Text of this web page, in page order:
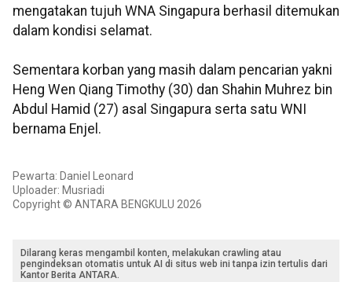
mengatakan tujuh WNA Singapura berhasil ditemukan
dalam kondisi selamat.
Sementara korban yang masih dalam pencarian yakni
Heng Wen Qiang Timothy (30) dan Shahin Muhrez bin
Abdul Hamid (27) asal Singapura serta satu WNI
bernama Enjel.
Pewarta: Daniel Leonard
Uploader: Musriadi
Copyright © ANTARA BENGKULU 2026
Dilarang keras mengambil konten, melakukan crawling atau
pengindeksan otomatis untuk AI di situs web ini tanpa izin tertulis dari
Kantor Berita ANTARA.